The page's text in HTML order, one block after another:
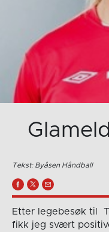
Tekst: Byåsen Håndball
Etter legebesøk til
fikk jeg svært